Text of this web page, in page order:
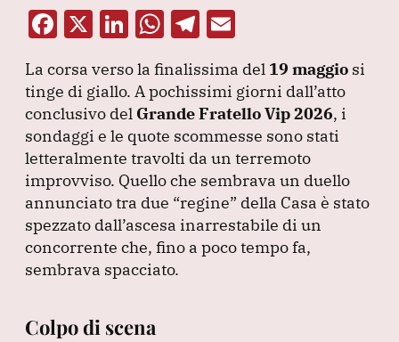
F
c
e
b
o
o
k
X Li
k
e
dI
n
W
at
s
A
p
p
T
e
gr
a
m
ai
l
La corsa verso la finalissima del 19 maggio si
tinge di giallo. A pochissimi giorni dall’atto
conclusivo del Grande Fratello Vip 2026, i
sondaggi e le quote scommesse sono stati
letteralmente travolti da un terremoto
improvviso. Quello che sembrava un duello
annunciato tra due “regine” della Casa è stato
spezzato dall’ascesa inarrestabile di un
concorrente che, fino a poco tempo fa,
sembrava spacciato.
Colpo di scena